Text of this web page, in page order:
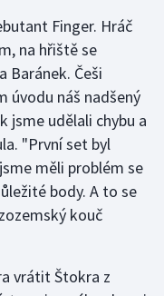
Finger. Hráč
na hřiště se
Baránek. Češi
úvodu náš nadšený
jsme udělali chybu a
"První set byl
měli problém se
body. A to se
kouč
vrátit Štokra z